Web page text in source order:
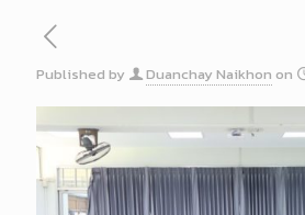
Published by Duanchay Naikhon on